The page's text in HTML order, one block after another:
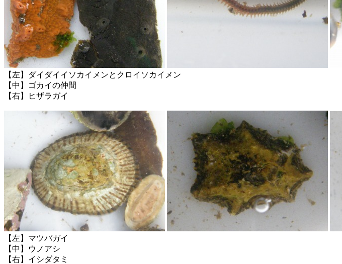
【左】ダイダイイソカイメンとクロイソカイメン
【中】ゴカイの仲間
【右】ヒザラガイ
【左】マツバガイ
【中】ウノアシ
【右】イシダタミ